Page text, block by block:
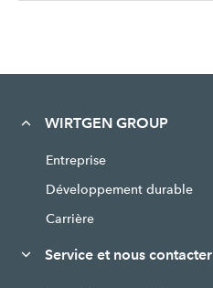
WIRTGEN GROUP
Entreprise
Développement durable
Carrière
Service et nous contacter